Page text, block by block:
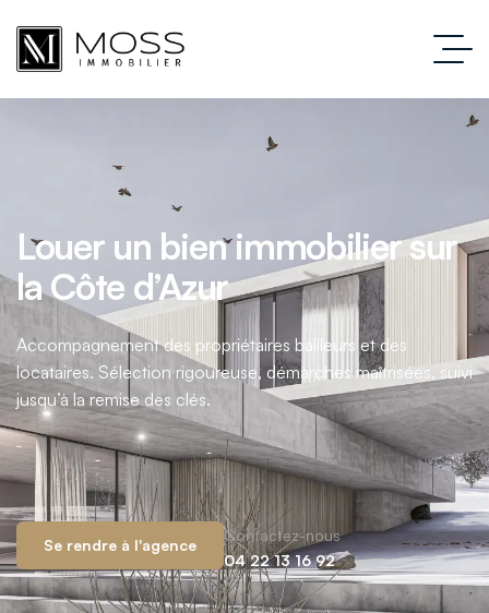
Louer un bien immobilier sur
la Côte d’Azur
Accompagnement des propriétaires bailleurs et des
locataires. Sélection rigoureuse, démarches maîtrisées, suivi
jusqu’à la remise des clés.
Se rendre à l'agence
Contactez-nous
04 22 13 16 92